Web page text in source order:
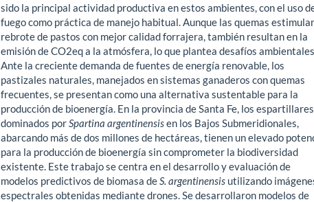
sido la principal actividad productiva en estos ambientes, con el uso
fuego como práctica de manejo habitual. Aunque las quemas
rebrote de pastos con mejor calidad forrajera, también resultan en la
emisión de CO2eq a la atmósfera, lo que plantea desafíos ambientales.
Ante la creciente demanda de fuentes de energía renovable, los
pastizales naturales, manejados en sistemas ganaderos con quemas
frecuentes, se presentan como una alternativa sustentable para la
producción de bioenergía. En la provincia de Santa Fe, los espartillares
dominados por Spartina argentinensisen los Bajos Submeridionales,
abarcando más de dos millones de hectáreas, tienen un elevado
para la producción de bioenergía sin comprometer la biodiversidad
existente. Este trabajo se centra en el desarrollo y evaluación de
modelos predictivos de biomasa de S. argentinensis utilizando
espectrales obtenidas mediante drones. Se desarrollaron modelos de